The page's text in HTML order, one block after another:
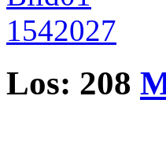
Los: 208